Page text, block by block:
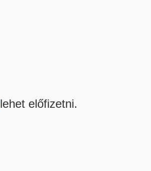
lehet előfizetni.